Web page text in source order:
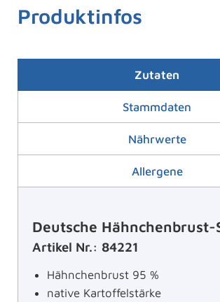
Produktinfos
Zutaten
Stammdaten
Nährwerte
Allergene
Deutsche
Artikel Nr.: 84221
Hähnchenbrust 95 %
native Kartoffelstärke